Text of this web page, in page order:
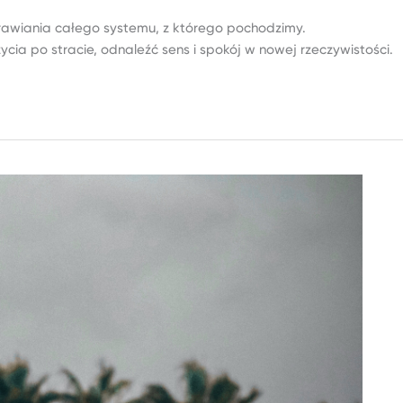
całego systemu, z którego pochodzimy.
po stracie, odnaleźć sens i spokój w nowej rzeczywistości.